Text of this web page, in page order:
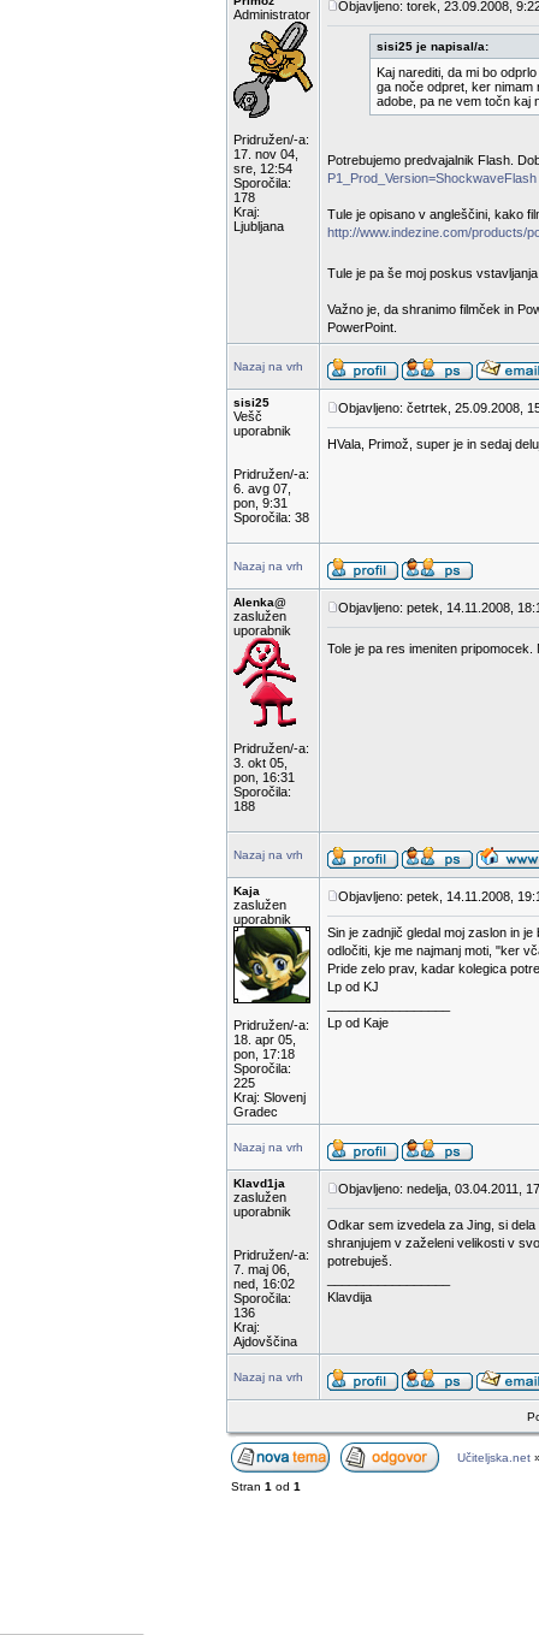
Administrator
Pridružen/-a:
17. nov 04,
sre, 12:54
Sporočila:
178
Kraj:
Ljubljana
Objavljeno: torek, 23.09.2008,
sisi25 je napisal/a:
Kaj narediti, da mi bo
ga noče odpret, ker nimam
adobe, pa ne vem točn kaj
Potrebujemo predvajalnik Flash.
P1_Prod_Version=ShockwaveFlash
Tule je opisano v angleščini, kako
http://www.indezine.com/products/
Tule je pa še moj poskus
Važno je, da shranimo filmček in
PowerPoint.
Nazaj na vrh
sisi25
Vešč
uporabnik
Pridružen/-a:
6. avg 07,
pon, 9:31
Sporočila: 38
Objavljeno: četrtek, 25.09.2008,
HVala, Primož, super je in sedaj
Nazaj na vrh
Alenka@
zaslužen
uporabnik
Pridružen/-a:
3. okt 05,
pon, 16:31
Sporočila:
188
Objavljeno: petek, 14.11.2008,
Tole je pa res imeniten
Nazaj na vrh
Kaja
zaslužen
uporabnik
Pridružen/-a:
18. apr 05,
pon, 17:18
Sporočila:
225
Kraj: Slovenj
Gradec
Objavljeno: petek, 14.11.2008,
Sin je zadnjič gledal moj zaslon in
odločiti, kje me najmanj moti, "ker
Pride zelo prav, kadar kolegica
Lp od KJ
Lp od Kaje
Nazaj na vrh
Klavd1ja
zaslužen
uporabnik
Pridružen/-a:
7. maj 06,
ned, 16:02
Sporočila:
136
Kraj:
Ajdovščina
Objavljeno: nedelja, 03.04.2011,
Odkar sem izvedela za Jing, si
shranjujem v zaželeni velikosti v
potrebuješ.
Klavdija
Nazaj na vrh
Učiteljska.net
Stran 1 od 1